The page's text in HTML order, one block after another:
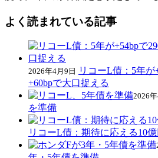
よく読まれている記事
2026年4月9日
リコーL債：5年が
+60bpで大口捉える
2026
を準備
リコーL債：期待に応える10